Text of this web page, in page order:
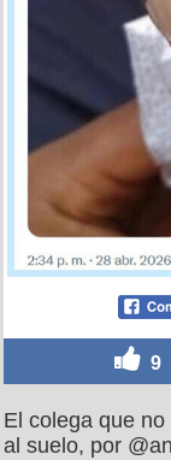
9
El colega que
al suelo, por